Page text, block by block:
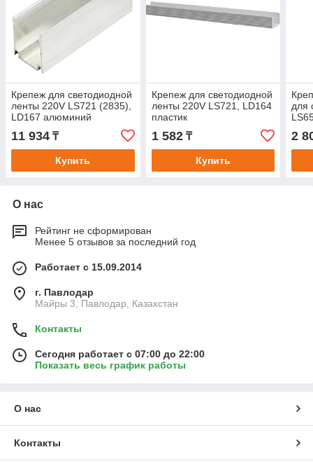
Крепеж для светодиодной
ленты 220V LS721 (2835),
LD167 алюминий
11 934 ₸
Купить
Крепеж для светодиодной
ленты 220V LS721, LD164
пластик
1 582₸
Купить
для
2
О нас
Рейтинг не сформирован
Менее 5 отзывов за последний год
Работает с 15.09.2014
г. Павлодар
Майры 3, Павлодар, Казахстан
Контакты
Сегодня работает с 07:00 до 22:00
Показать весь график работы
О нас
Контакты